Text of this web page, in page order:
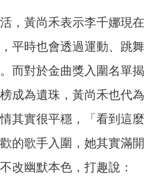
，黃尚禾表示李千娜現在
平時也會透過運動、跳舞
而對於金曲獎入圍名單揭
成為遺珠，黃尚禾也代為
其實很平穩，「看到這麼
的歌手入圍，她其實滿開
改幽默本色，打趣說：